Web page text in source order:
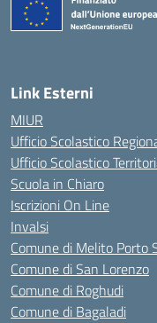
Link Esterni
MIUR
Ufficio Scolastico
Ufficio Scolastico
Scuola in Chiaro
Iscrizioni On Line
Invalsi
Comune di Melito Porto
Comune di San Lorenzo
Comune di Roghudi
Comune di Bagaladi